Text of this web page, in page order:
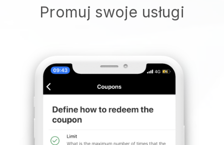
Promuj swoje usługi